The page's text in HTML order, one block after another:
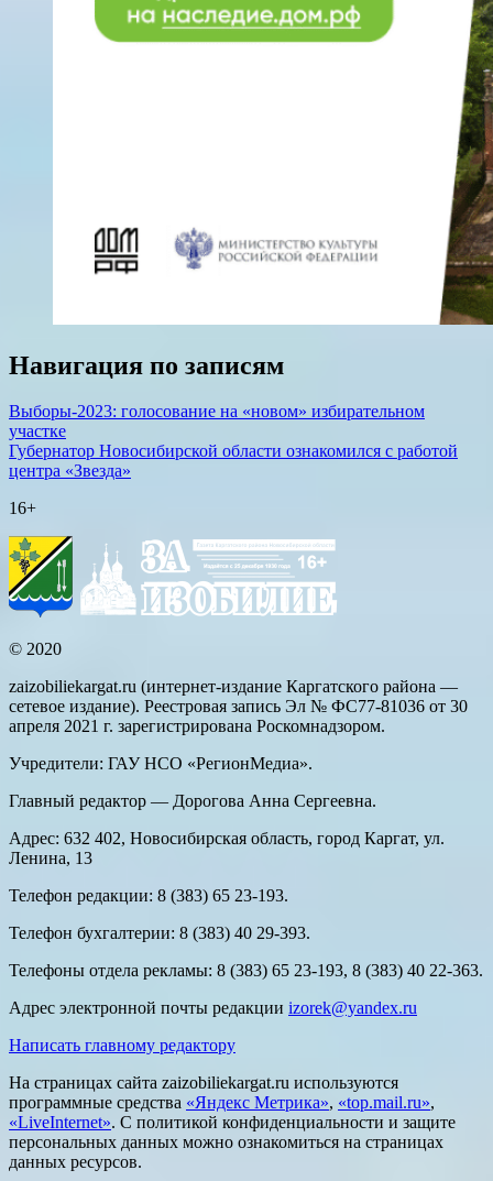
Навигация по записям
Выборы-2023: голосование на «новом» избирательном
участке
Губернатор Новосибирской области ознакомился с работой
центра «Звезда»
16+
© 2020
zaizobiliekargat.ru (интернет-издание Каргатского района —
сетевое издание). Реестровая запись Эл № ФС77-81036 от 30
апреля 2021 г. зарегистрирована Роскомнадзором.
Учредители: ГАУ НСО «РегионМедиа».
Главный редактор — Дорогова Анна Сергеевна.
Адрес: 632 402, Новосибирская область, город Каргат, ул.
Ленина, 13
Телефон редакции: 8 (383) 65 23-193.
Телефон бухгалтерии: 8 (383) 40 29-393.
Телефоны отдела рекламы: 8 (383) 65 23-193, 8 (383) 40 22-363.
Адрес электронной почты редакции izorek@yandex.ru
Написать главному редактору
На страницах сайта zaizobiliekargat.ru используются
программные средства «Яндекс Метрика», «top.mail.ru»,
«LiveInternet». С политикой конфиденциальности и защите
персональных данных можно ознакомиться на страницах
данных ресурсов.